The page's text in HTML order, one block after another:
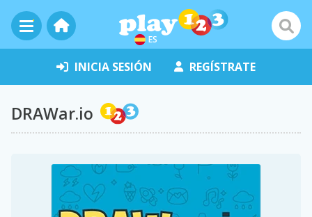
ES
INICIA SESIÓN REGÍSTRATE
DRAWar.io